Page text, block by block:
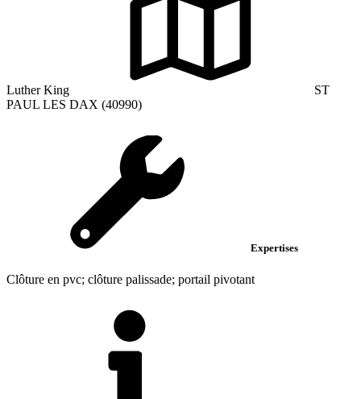
Luther King
ST
PAUL LES DAX (40990)
Expertises
Clôture en pvc; clôture palissade; portail pivotant